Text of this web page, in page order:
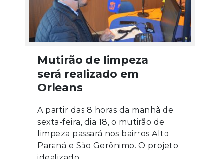
Mutirão de limpeza
será realizado em
Orleans
A partir das 8 horas da manhã de
sexta-feira, dia 18, o mutirão de
limpeza passará nos bairros Alto
Paraná e São Gerônimo. O projeto